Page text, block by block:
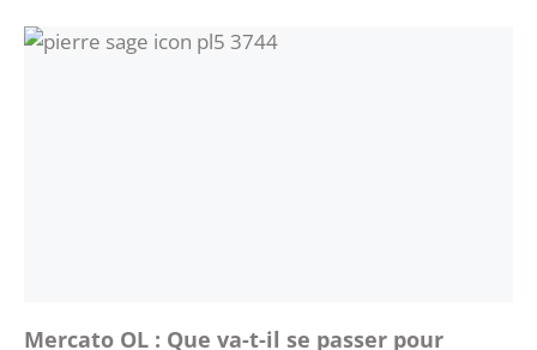
Mercato OL : Que va-t-il se passer pour